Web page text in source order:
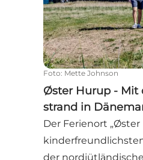
Foto: Mette Johnson
Øster Hurup - Mit
strand in
Der Ferienort
der